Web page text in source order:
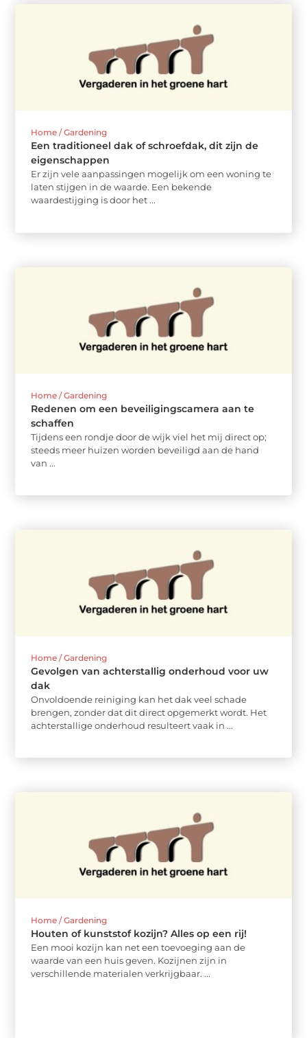
Home / Gardening
Een traditioneel dak of schroefdak, dit zijn de
eigenschappen
Er zijn vele aanpassingen mogelijk om een woning te
laten stijgen in de waarde. Een bekende
waardestijging is door het ...
Home / Gardening
Redenen om een beveiligingscamera aan te
schaffen
Tijdens een rondje door de wijk viel het mij direct op;
steeds meer huizen worden beveiligd aan de hand
van ...
Home / Gardening
Gevolgen van achterstallig onderhoud voor uw
dak
Onvoldoende reiniging kan het dak veel schade
brengen, zonder dat dit direct opgemerkt wordt. Het
achterstallige onderhoud resulteert vaak in ...
Home / Gardening
Houten of kunststof kozijn? Alles op een rij!
Een mooi kozijn kan net een toevoeging aan de
waarde van een huis geven. Kozijnen zijn in
verschillende materialen verkrijgbaar. ...